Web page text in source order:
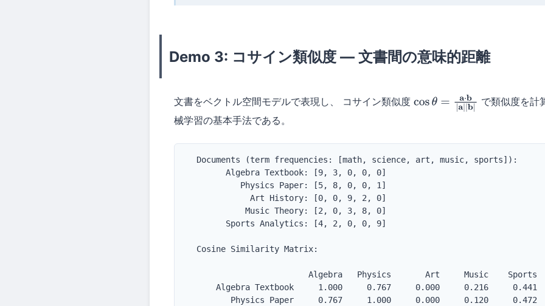
Demo 3: コサイン類似度 — 文書間の意味的距離
文書をベクトル空間モデルで表現し、 コサイン類似度 cos θ=a⋅ b|a||b で類似度を計
械学習の基本手法である。
  Documents (term frequencies: [math, science, art, music, sports]):
        Algebra Textbook: [9, 3, 0, 0, 0]
           Physics Paper: [5, 8, 0, 0, 1]
             Art History: [0, 0, 9, 2, 0]
            Music Theory: [2, 0, 3, 8, 0]
        Sports Analytics: [4, 2, 0, 0, 9]
  Cosine Similarity Matrix:
                         Algebra   Physics       Art     Music    Sports
      Algebra Textbook     1.000     0.767     0.000     0.216     0.441
         Physics Paper     0.767     1.000     0.000     0.120     0.472